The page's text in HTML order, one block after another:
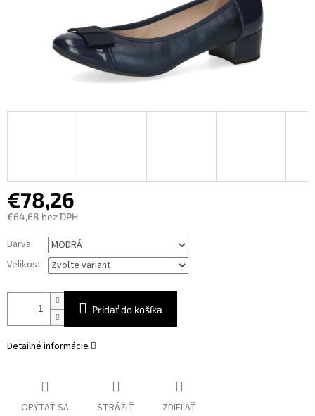
€78,26
€64,68 bez DPH
Jednotková
cena:
Barva
Velikost
Pridať do košíka
Detailné informácie
OPÝTAŤ SA STRÁŽIŤ ZDIEĽAŤ